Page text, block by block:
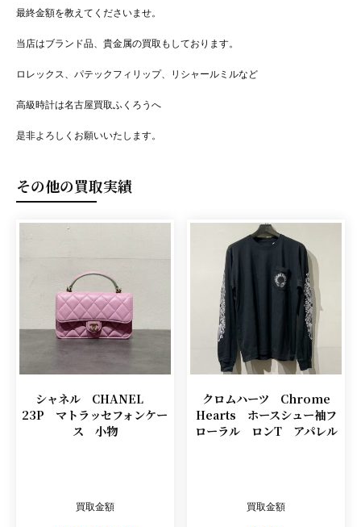
最終金額を教えてくださいませ。
当店はブランド品、貴金属の買取もしております。
ロレックス、パテックフィリップ、リシャールミルなど
高級時計は名古屋買取ふくろうへ
是非よろしくお願いいたします。
その他の買取実績
シャネル CHANEL
23P マトラッセフォンケー
ス 小物
買取金額
クロムハーツ Chrome
Hearts ホースシュー袖フ
ローラル ロンT アパレル
買取金額